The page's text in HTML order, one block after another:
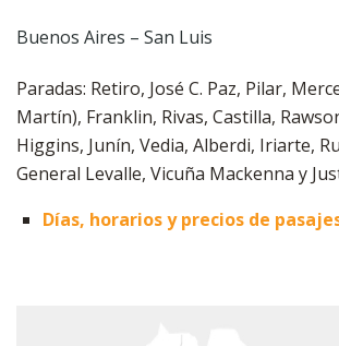
Buenos Aires – San Luis
Paradas: Retiro, José C. Paz, Pilar,
Martín), Franklin, Rivas, Castilla,
Higgins, Junín, Vedia, Alberdi, Iriarte,
General Levalle, Vicuña Mackenna y
Días, horarios y precios de